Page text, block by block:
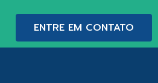
ENTRE EM CONTATO